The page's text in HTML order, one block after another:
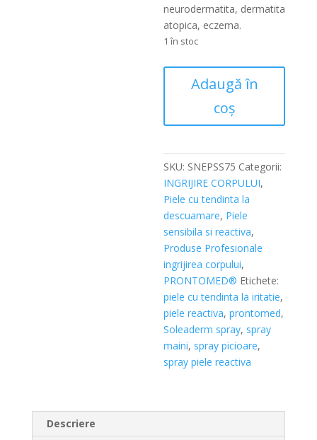
neurodermatita, dermatita
atopica, eczema.
1 în stoc
Solutie
neurodermatita,
eczema
Soleaderm
Spray,
75ml
Adaugă în
coș
SKU: SNEPSS75 Categorii:
INGRIJIRE CORPULUI,
Piele cu tendinta la
descuamare, Piele
sensibila si reactiva,
Produse Profesionale
ingrijirea corpului,
PRONTOMED® Etichete:
piele cu tendinta la iritatie,
piele reactiva,prontomed,
Soleaderm spray, spray
maini, spray picioare,
spray piele reactiva
Descriere